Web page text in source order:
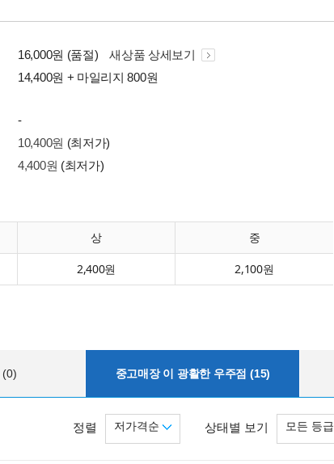
16,000원 (품절)
새상품 상세보기
14,400원 + 마일리지 800원
-
10,400원 (최저가)
4,400원 (최저가)
상 중
2,400원 2,100원
(0) 중고매장 이 광활한 우주점 (15)
상태별 보기 모든 등급
정렬 저가격순